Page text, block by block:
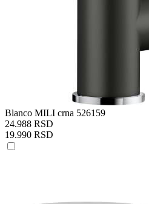
Blanco MILI crna 526159
24.988 RSD
19.990 RSD